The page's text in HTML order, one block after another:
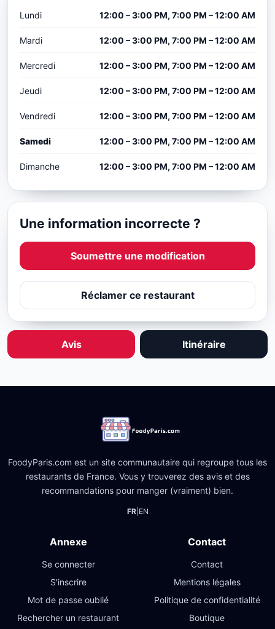
Lundi 12:00 – 3:00 PM, 7:00 PM – 12:00 AM
Mardi 12:00 – 3:00 PM, 7:00 PM – 12:00 AM
Mercredi 12:00 – 3:00 PM, 7:00 PM – 12:00 AM
Jeudi 12:00 – 3:00 PM, 7:00 PM – 12:00 AM
Vendredi 12:00 – 3:00 PM, 7:00 PM – 12:00 AM
Samedi 12:00 – 3:00 PM, 7:00 PM – 12:00 AM
Dimanche 12:00 – 3:00 PM, 7:00 PM – 12:00 AM
Une information incorrecte ?
Soumettre une modification
Réclamer ce restaurant
Avis Itinéraire
FoodyParis.com est un site communautaire qui regroupe tous les
restaurants de France. Vous y trouverez des avis et des
recommandations pour manger (vraiment) bien.
FR| EN
Annexe
Se connecter
S'inscrire
Mot de passe oublié
Rechercher un restaurant
Contact
Contact
Mentions légales
Politique de confidentialité
Boutique